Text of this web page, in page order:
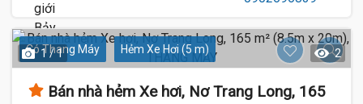
Có Thang Máy Hẻm Xe Hơi (5 m)
1 / 1 2
Bán nhà hẻm Xe hơi, Nơ Trang Long, 165